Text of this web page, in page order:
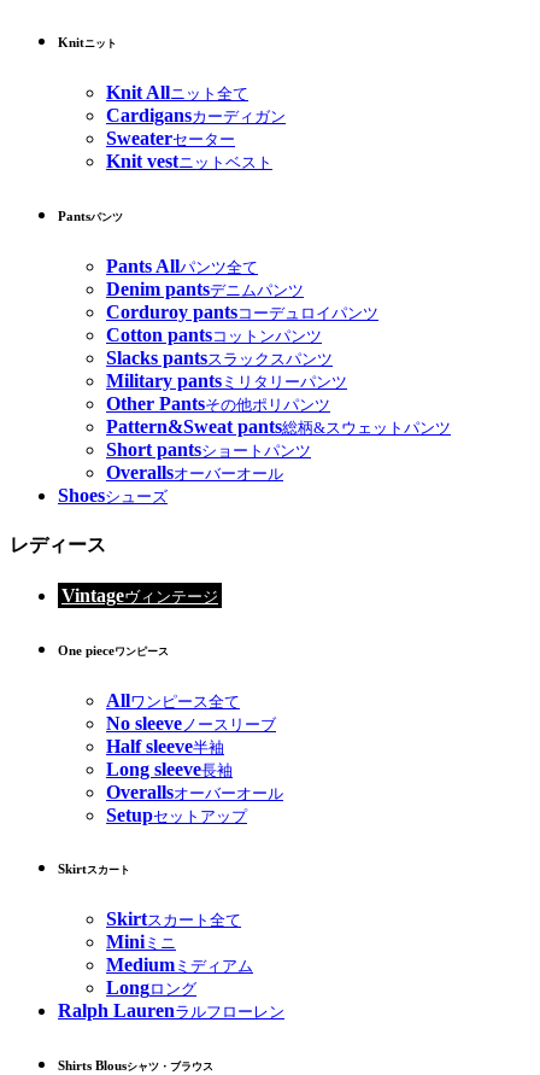
Knitニット
Knit Allニット全て
Cardigansカーディガン
Sweaterセーター
Knit vestニットベスト
Pantsパンツ
Pants Allパンツ全て
Denim pantsデニムパンツ
Corduroy pantsコーデュロイパンツ
Cotton pantsコットンパンツ
Slacks pantsスラックスパンツ
Military pants ミリタリーパンツ
Other Pantsその他ポリパンツ
Pattern&Sweat pants総柄&スウェットパンツ
Short pantsショートパンツ
Overallsオーバーオール
Shoesシューズ
レディース
Vintageヴィンテージ
One pieceワンピース
Allワンピース全て
No sleeve ノースリーブ
Half sleeve半袖
Long sleeve長袖
Overallsオーバーオール
Setupセットアップ
Skirtスカート
Skirtスカート全て
Miniミニ
Medium ミディアム
Longロング
Ralph Laurenラルフローレン
Shirts Blousシャツ・ブラウス